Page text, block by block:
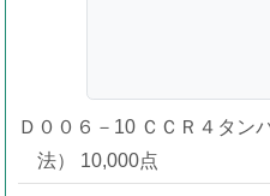
Ｄ００６－10 ＣＣＲ４タン
法） 10,000点